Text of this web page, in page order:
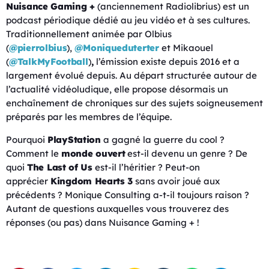
Nuisance Gaming +(anciennement Radiolibrius) est un
podcast périodique dédié au jeu vidéo et à ses cultures.
Traditionnellement animée par Olbius
(@pierrolbius),@Moniqueduterter et Mikaouel
(@TalkMyFootball), l’émission existe depuis 2016 et a
largement évolué depuis. Au départ structurée autour de
l’actualité vidéoludique, elle propose désormais un
enchaînement de chroniques sur des sujets soigneusement
préparés par les membres de l’équipe.
Pourquoi PlayStation a gagné la guerre du cool ?
Comment le monde ouvertest-il devenu un genre ? De
quoi The Last of Usest-il l’héritier ? Peut-on
apprécier Kingdom Hearts 3 sans avoir joué aux
précédents ? Monique Consulting a-t-il toujours raison ?
Autant de questions auxquelles vous trouverez des
réponses (ou pas) dans Nuisance Gaming + !